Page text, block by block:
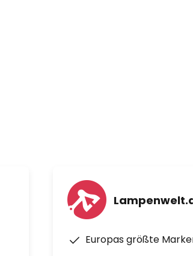
Europas größte